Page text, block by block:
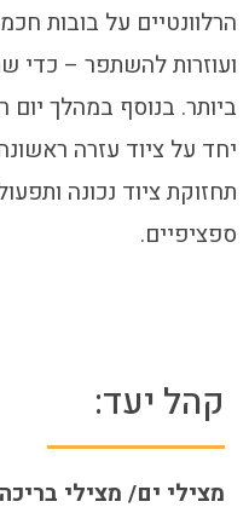
הרלוונטיים על בובות
ועוזרות להשתפר – כדי
ביותר. בנוסף במהלך יום
יחד על ציוד עזרה
תחזוקת ציוד נכונה
ספציפיים.
קהל יעד:
מצילי ים/ מצילי